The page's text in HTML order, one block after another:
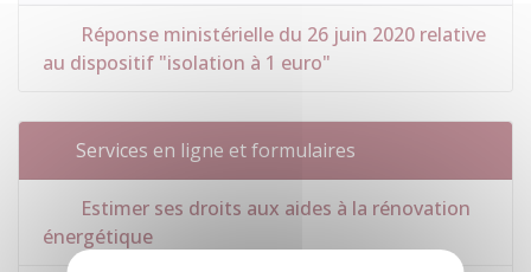
Réponse ministérielle du 26 juin 2020 relative
au dispositif "isolation à 1 euro"
Services en ligne et formulaires
Estimer ses droits aux aides à la rénovation
énergétique